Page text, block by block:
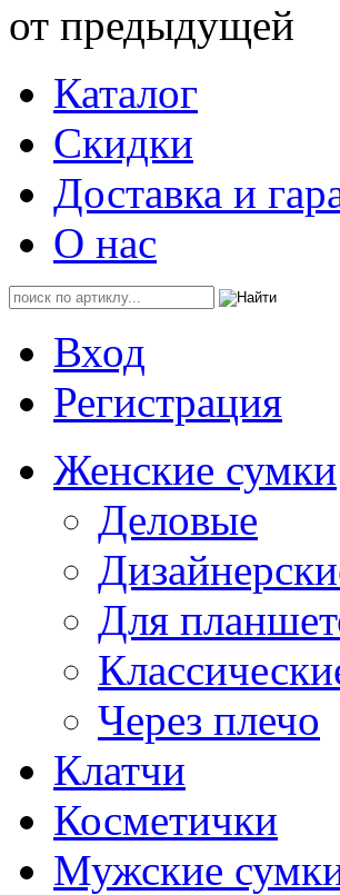
от предыдущей
Каталог
Скидки
Доставка и
О нас
Вход
Регистрация
Женские сумки
Деловые
Для
Через плечо
Клатчи
Косметички
Мужские